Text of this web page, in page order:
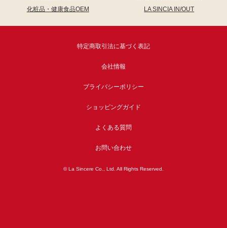
化粧品・健康食品OEM
LA SINCIA IN/OUT
特定商取引法に基づく表記
会社情報
プライバシーポリシー
ショッピングガイド
よくある質問
お問い合わせ
© La Sincere Co., Ltd. All Rights Reserved.